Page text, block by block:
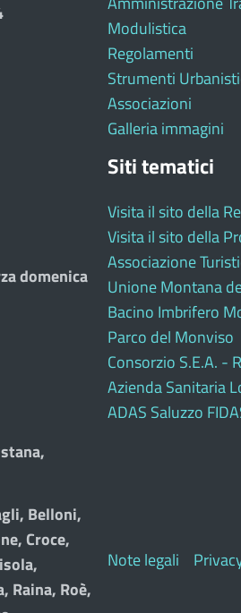
domenica
Belloni,
Croce,
Raina, Roè,
Modulistica
Regolamenti
Strumenti
Associazioni
Galleria immagini
Siti tematici
Visita il sito della
Visita il sito della
Associazione
Unione Montana
Bacino Imbrifero
Parco del Monviso
Consorzio S.E.A. -
Azienda Sanitaria
ADAS Saluzzo
Note legali